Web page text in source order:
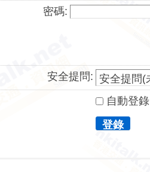
密碼:
安全提問:
自動登錄
登錄